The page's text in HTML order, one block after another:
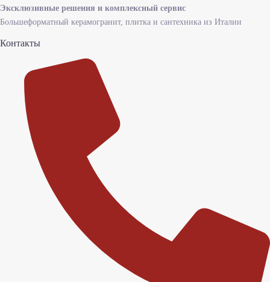
Эксклюзивные решения и комплексный сервис
Большеформатный керамогранит, плитка и сантехника из Италии
Контакты